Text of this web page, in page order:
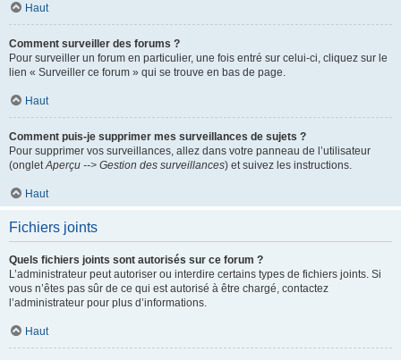
Haut
Comment surveiller des forums ?
Pour surveiller un forum en particulier, une fois entré sur celui-ci, cliquez sur le
lien « Surveiller ce forum » qui se trouve en bas de page.
Haut
Comment puis-je supprimer mes surveillances de sujets ?
Pour supprimer vos surveillances, allez dans votre panneau de l’utilisateur
(ongletAperçu --> Gestion des surveillances) et suivez les instructions.
Haut
Fichiers joints
Quels fichiers joints sont autorisés sur ce forum ?
L’administrateur peut autoriser ou interdire certains types de fichiers joints. Si
vous n’êtes pas sûr de ce qui est autorisé à être chargé, contactez
l’administrateur pour plus d’informations.
Haut